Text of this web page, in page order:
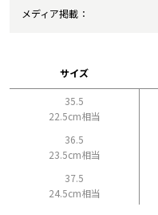
メディア掲載
サイズ
35.5
22.5cm相当
36.5
23.5cm相当
37.5
24.5cm相当